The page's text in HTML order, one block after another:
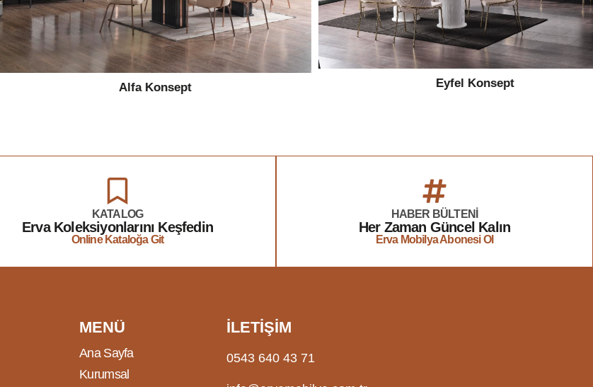
Alfa Konsept Eyfel Konsept
KATALOG
Erva Koleksiyonlarını Keşfedin
Online Kataloğa Git
HABER BÜLTENİ
Her Zaman Güncel Kalın
Erva Mobilya Abonesi Ol
MENÜ
Ana Sayfa
Kurumsal
İLETİŞİM
0543 640 43 71